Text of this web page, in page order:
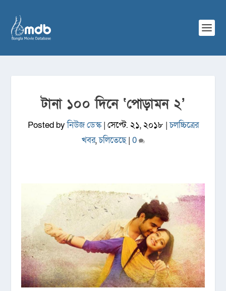
টানা ১০০ দিনে ‘পোড়ামন ২’
Posted byনিউজ ডেস্ক| সেপ্টে. ২১, ২০১৮ |চলচ্চিত্রের
খবর,চলিতেছে| 0